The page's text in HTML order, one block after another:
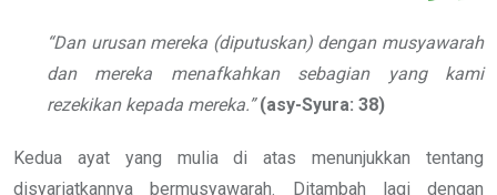
“Dan urusan mereka (diputuskan) dengan musyawarah
dan mereka menafkahkan sebagian yang kami
rezekikan kepada mereka.” (asy-Syura: 38)
Kedua ayat yang mulia di atas menunjukkan tentang
disyariatkannya bermusyawarah. Ditambah lagi dengan